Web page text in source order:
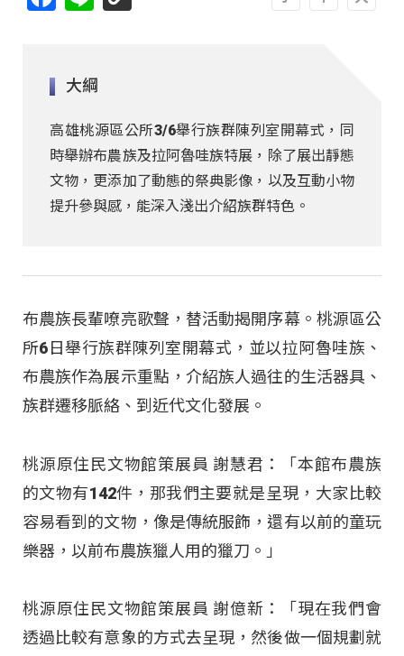
大綱
高雄桃源區公所3/6舉行族群陳列室開幕式，同
時舉辦布農族及拉阿魯哇族特展，除了展出靜態
文物，更添加了動態的祭典影像，以及互動小物
提升參與感，能深入淺出介紹族群特色。
布農族長輩嘹亮歌聲，替活動揭開序幕。桃源區公
所6日舉行族群陳列室開幕式，並以拉阿魯哇族、
布農族作為展示重點，介紹族人過往的生活器具、
族群遷移脈絡、到近代文化發展。
桃源原住民文物館策展員 謝慧君：「本館布農族
的文物有142件，那我們主要就是呈現，大家比較
容易看到的文物，像是傳統服飾，還有以前的童玩
樂器，以前布農族獵人用的獵刀。」
桃源原住民文物館策展員 謝億新：「現在我們會
透過比較有意象的方式去呈現，然後做一個規劃就